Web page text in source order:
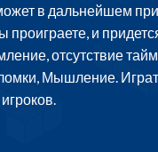
в дальнейшем
проиграете, и
отсутствие
Мышление.